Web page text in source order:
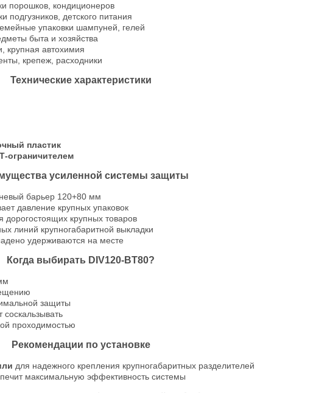
порошков, кондиционеров
подгузников, детского питания
упаковки шампуней, гелей
быта и хозяйства
крупная автохимия
крепеж, расходники
Технические характеристики
пластик
ограничителем
усиленной системы защиты
барьер 120+80 мм
давление крупных упаковок
дорогостоящих крупных товаров
линий крупногабаритной выкладки
удерживаются на месте
Когда выбирать DIV120-ВT80?
защиты
соскальзывать
проходимостью
Рекомендации по установке
для надежного крепления крупногабаритных разделителей
максимальную эффективность системы